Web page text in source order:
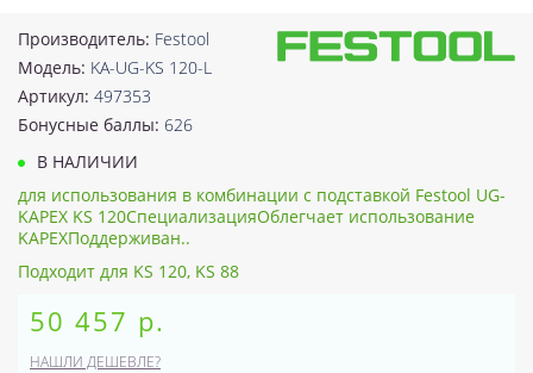
Производитель: Festool
Модель: KA-UG-KS 120-L
Артикул: 497353
Бонусные баллы: 626
В НАЛИЧИИ
для использования в комбинации с подставкой Festool UG-
KAPEX KS 120СпециализацияОблегчает использование
KAPEXПоддерживан..
Подходит для KS 120, KS 88
50 457 р.
НАШЛИ ДЕШЕВЛЕ?